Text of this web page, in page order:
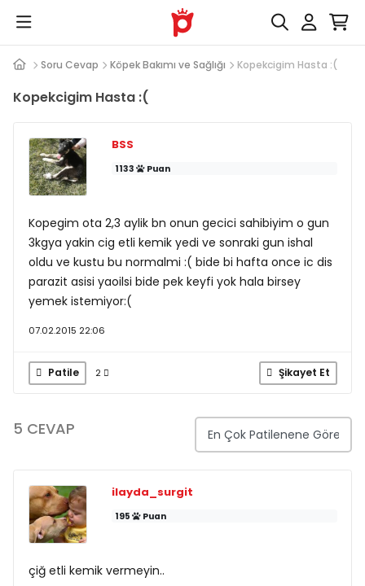
Soru Cevap Köpek Bakımı ve Sağlığı Kopekcigim Hasta :(
Kopekcigim Hasta :(
BSS
1133 Puan
Kopegim ota 2,3 aylik bn onun gecici sahibiyim o gun
3kgya yakin cig etli kemik yedi ve sonraki gun ishal
oldu ve kustu bu normalmi :( bide bi hafta once ic dis
parazit asisi yaoilsi bide pek keyfi yok hala birsey
yemek istemiyor:(
07.02.2015 22:06
Patile 2 Şikayet Et
5 CEVAP
ilayda_surgit
195 Puan
çiğ etli kemik vermeyin..